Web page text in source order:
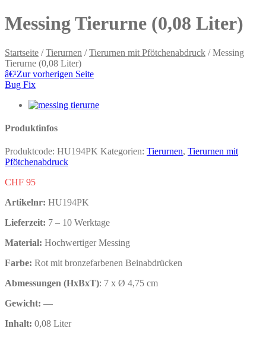
Messing Tierurne (0,08 Liter)
Startseite /Tierurnen /Tierurnen mit Pfötchenabdruck / Messing
Tierurne (0,08 Liter)
â€¹Zur vorherigen Seite
Bug Fix
Produktinfos
Produktcode: HU194PK Kategorien: Tierurnen, Tierurnen mit
Pfötchenabdruck
CHF 95
Artikelnr: HU194PK
Lieferzeit: 7 – 10 Werktage
Material: Hochwertiger Messing
Farbe: Rot mit bronzefarbenen Beinabdrücken
Abmessungen (HxBxT): 7 x Ø 4,75 cm
Gewicht: —
Inhalt: 0,08 Liter